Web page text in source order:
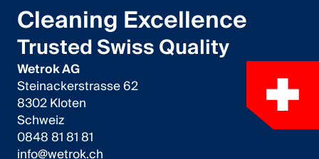
Cleaning Excellence
Trusted Swiss Quality
Wetrok AG
Steinackerstrasse 62
8302 Kloten
Schweiz
0848 81 81 81
info@wetrok.ch